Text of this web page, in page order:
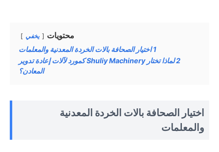
محتويات يخفي
1 اختيار الصحافة بالات الخردة المعدنية والمعلمات
2
لماذا تختار Shuliy Machinery كمورد لآلات إعادة تدوير
المعادن؟
اختيار الصحافة بالات الخردة المعدنية
والمعلمات